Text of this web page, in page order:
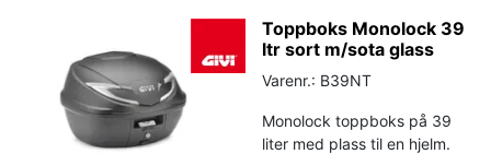
Toppboks Monolock 39
ltr sort m/sota glass
Varenr.: B39NT
Monolock toppboks på 39
liter med plass til en hjelm.